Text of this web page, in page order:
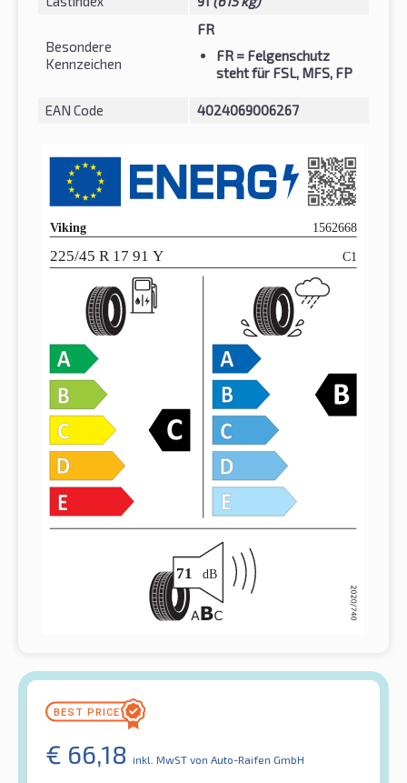
Besondere
Kennzeichen
FR
FR = Felgenschutz
steht für FSL, MFS, FP
EAN Code 4024069006267
€ 66,18 inkl. MwST von Auto-Raifen GmbH